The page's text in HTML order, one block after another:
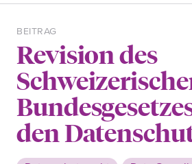
BEITRAG
Revision des
den